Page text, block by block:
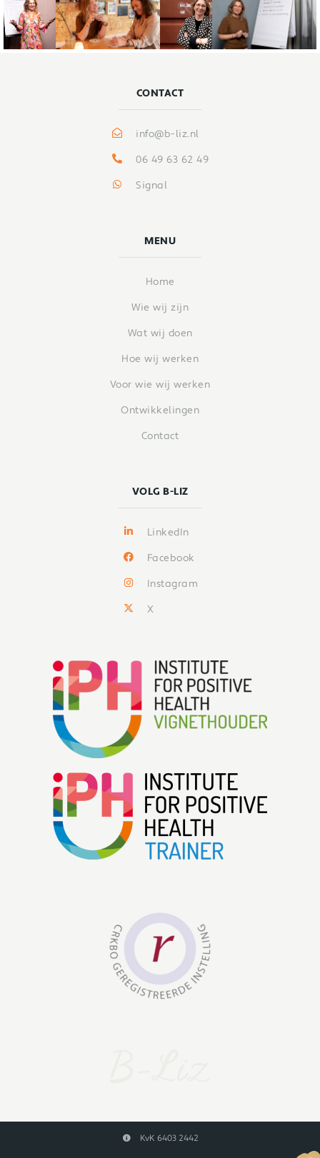
CONTACT
info@b-liz.nl
06 49 63 62 49
Signal
MENU
Home
Wie wij zijn
Wat wij doen
Hoe wij werken
Voor wie wij werken
Ontwikkelingen
Contact
VOLG B-LIZ
LinkedIn
Facebook
Instagram
X
KvK 6403 2442